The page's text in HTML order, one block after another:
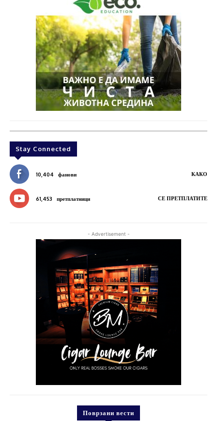
Stay Connected
10,404 фанови КАКО
61,453 претплатници СЕ ПРЕТПЛАТИТЕ
- Advertisement -
Поврзани вести